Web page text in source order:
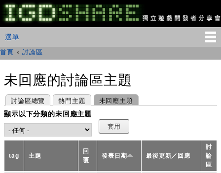
移
至
主
IGDSHARE
獨
遊
發
會
主選單
選單
您在這裡
首頁 »討論區
未回應的討論區主題
主要索引標籤
討論區總覽 熱門主題 未回應主題
(作用中頁籤)
顯示以下分類的未回應主題
tag 主題
回
覆
發表日期 最後更新／回應
討
論
區